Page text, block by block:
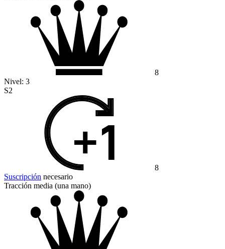
8
Nivel: 3
S2
8
Suscripción necesario
Tracción media (una mano)